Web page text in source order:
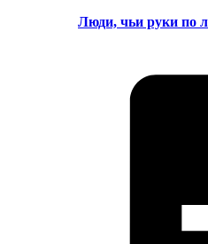
Люди, чьи руки по